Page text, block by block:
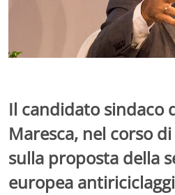
Il candidato sindaco
Maresca, nel corso
sulla proposta della
europea